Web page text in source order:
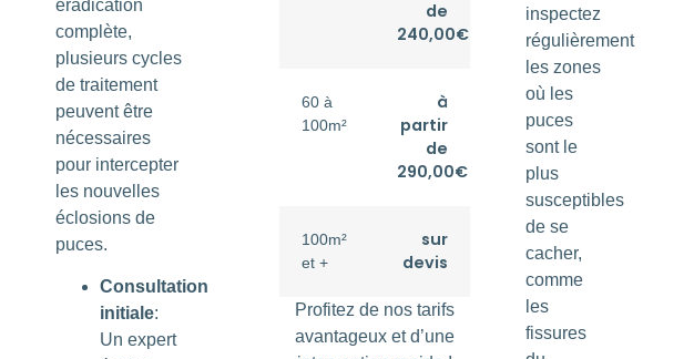
éradication
complète,
plusieurs cycles
de traitement
peuvent être
nécessaires
pour intercepter
les nouvelles
éclosions de
puces.
Consultation
initiale:
Un expert
de
240,00€
60 à
100m²
à
partir
de
290,00€
100m²
et +
sur
devis
Profitez de nos tarifs
avantageux et d’une
inspectez
régulièrement
les zones
où les
puces
sont le
plus
susceptibles
de se
cacher,
comme
les
fissures